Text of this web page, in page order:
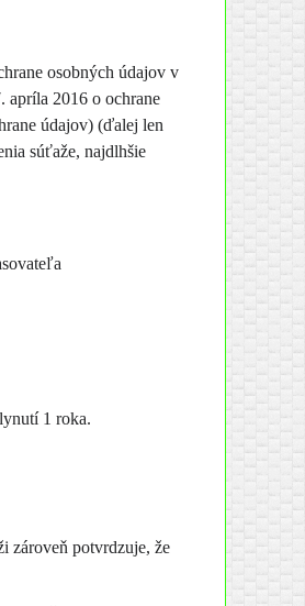
osobných údajov v
apríla 2016 o ochrane
údajov) (ďalej len
súťaže, najdlhšie
1 roka.
zároveň potvrdzuje, že